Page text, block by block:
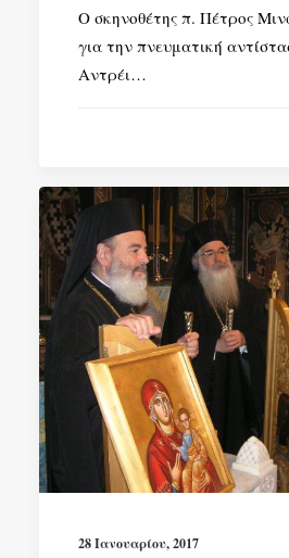
Ο σκηνοθέτης π. Πέτρος
για την πνευματική
Αντρέι…
28 Ιανουαρίου, 2017